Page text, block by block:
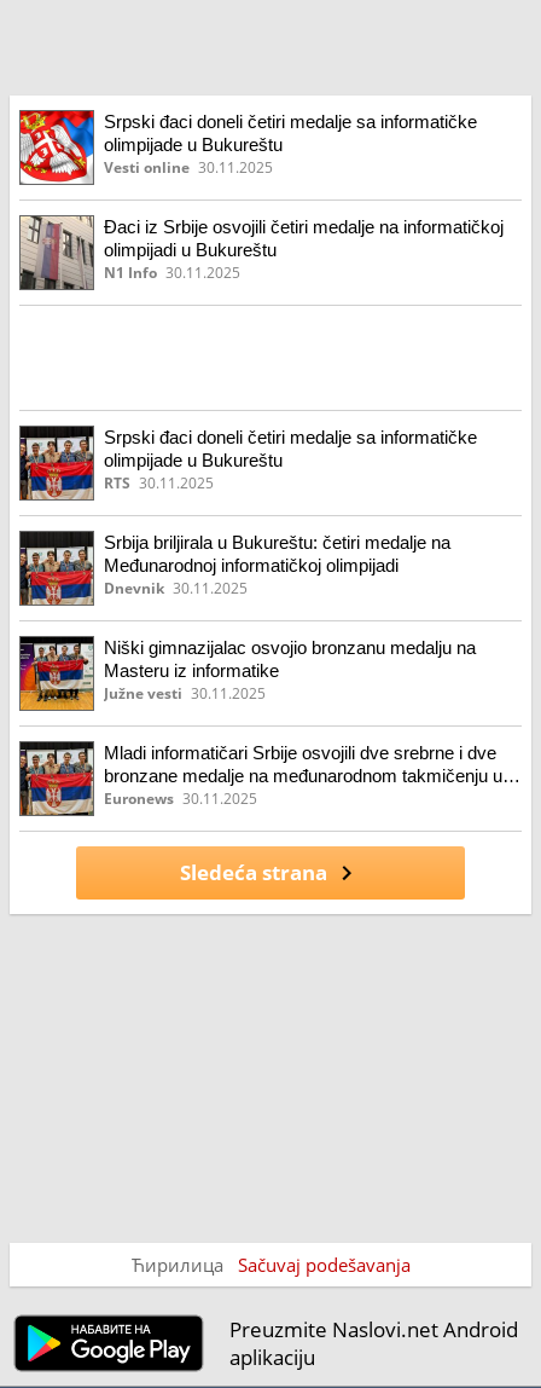
Srpski đaci doneli četiri medalje sa informatičke
olimpijade u Bukureštu
Vesti online 30.11.2025
Đaci iz Srbije osvojili četiri medalje na informatičkoj
olimpijadi u Bukureštu
N1 Info 30.11.2025
Srpski đaci doneli četiri medalje sa informatičke
olimpijade u Bukureštu
RTS 30.11.2025
Srbija briljirala u Bukureštu: četiri medalje na
Međunarodnoj informatičkoj olimpijadi
Dnevnik 30.11.2025
Niški gimnazijalac osvojio bronzanu medalju na
Masteru iz informatike
Južne vesti 30.11.2025
Mladi informatičari Srbije osvojili dve srebrne i dve
bronzane medalje na međunarodnom takmičenju u
Bukureštu
Euronews 30.11.2025
Sledeća strana
Ћирилица Sačuvaj podešavanja
Preuzmite Naslovi.net Android
aplikaciju